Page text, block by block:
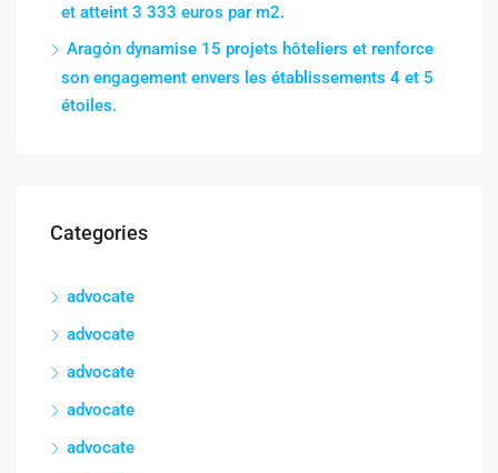
et atteint 3 333 euros par m2.
Aragón dynamise 15 projets hôteliers et renforce
son engagement envers les établissements 4 et 5
étoiles.
Categories
advocate
advocate
advocate
advocate
advocate